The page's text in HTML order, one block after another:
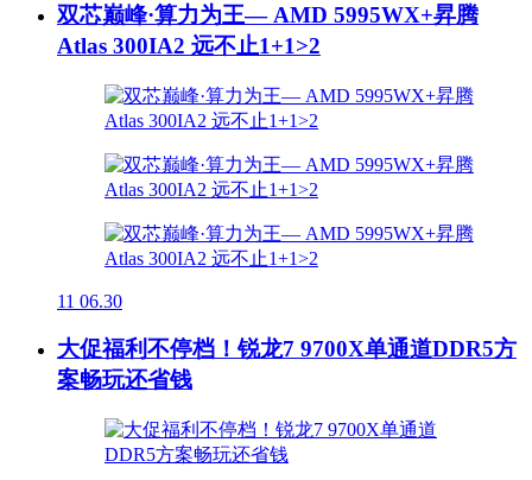
双芯巅峰·算力为王— AMD 5995WX+昇腾
Atlas 300IA2 远不止1+1>2
11 06.30
大促福利不停档！锐龙7 9700X单通道DDR5方
案畅玩还省钱